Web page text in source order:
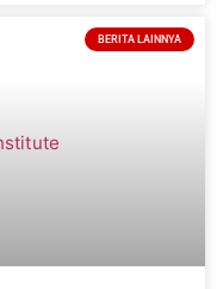
BERITA LAINNYA